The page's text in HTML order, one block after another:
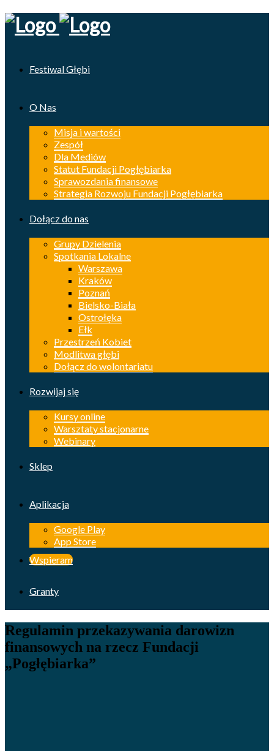
Festiwal Głębi
O Nas
Misja i wartości
Zespół
Dla Mediów
Statut Fundacji Pogłębiarka
Sprawozdania finansowe
Strategia Rozwoju Fundacji Pogłębiarka
Dołącz do nas
Grupy Dzielenia
Spotkania Lokalne
Warszawa
Kraków
Poznań
Bielsko-Biała
Ostrołęka
Ełk
Przestrzeń Kobiet
Modlitwa głębi
Dołącz do wolontariatu
Rozwijaj się
Kursy online
Warsztaty stacjonarne
Webinary
Sklep
Aplikacja
Google Play
App Store
Wspieram
Granty
Regulamin przekazywania darowizn
finansowych na rzecz Fundacji
„Pogłębiarka”